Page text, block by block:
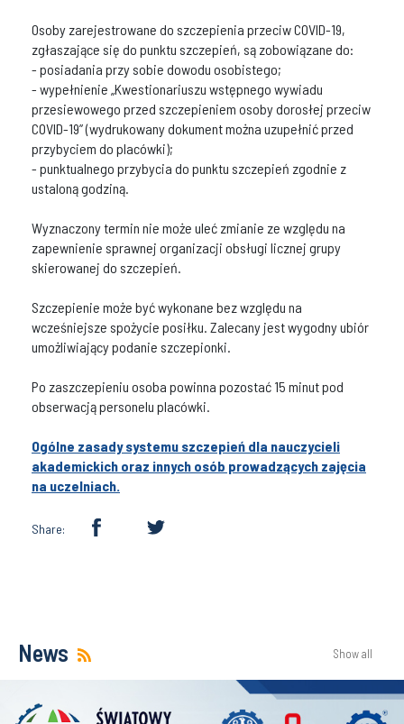
Osoby zarejestrowane do szczepienia przeciw COVID-19,
zgłaszające się do punktu szczepień, są zobowiązane do:
- posiadania przy sobie dowodu osobistego;
- wypełnienie „Kwestionariuszu wstępnego wywiadu
przesiewowego przed szczepieniem osoby dorosłej przeciw
COVID-19” (wydrukowany dokument można uzupełnić przed
przybyciem do placówki);
- punktualnego przybycia do punktu szczepień zgodnie z
ustaloną godziną.
Wyznaczony termin nie może uleć zmianie ze względu na
zapewnienie sprawnej organizacji obsługi licznej grupy
skierowanej do szczepień.
Szczepienie może być wykonane bez względu na
wcześniejsze spożycie posiłku. Zalecany jest wygodny ubiór
umożliwiający podanie szczepionki.
Po zaszczepieniu osoba powinna pozostać 15 minut pod
obserwacją personelu placówki.
Ogólne zasady systemu szczepień dla nauczycieli
akademickich oraz innych osób prowadzących zajęcia
na uczelniach.
Share:
News Show all